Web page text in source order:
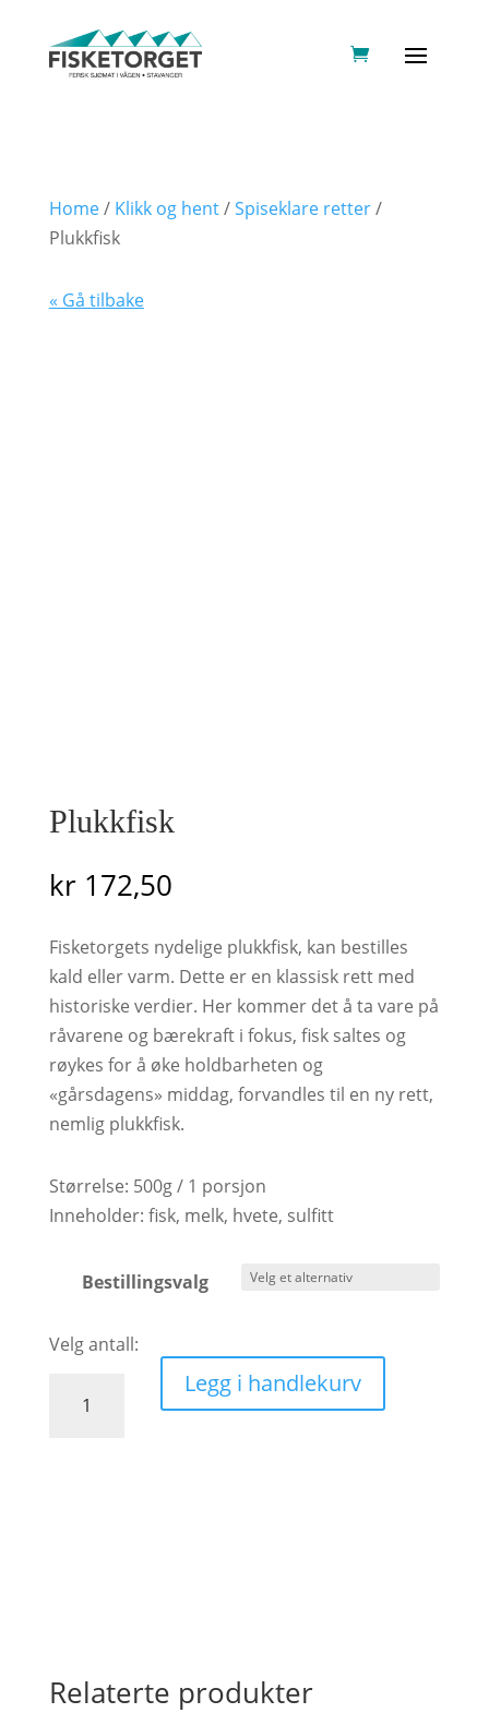
Home/ Klikk og hent/Spiseklare retter/
Plukkfisk
« Gå tilbake
Plukkfisk
kr172,50
Fisketorgets nydelige plukkfisk, kan bestilles
kald eller varm. Dette er en klassisk rett med
historiske verdier. Her kommer det å ta vare på
råvarene og bærekraft i fokus, fisk saltes og
røykes for å øke holdbarheten og
«gårsdagens» middag, forvandles til en ny rett,
nemlig plukkfisk.
Størrelse: 500g / 1 porsjon
Inneholder: fisk, melk, hvete, sulfitt
Bestillingsvalg
antall
Legg i handlekurv
Relaterte produkter